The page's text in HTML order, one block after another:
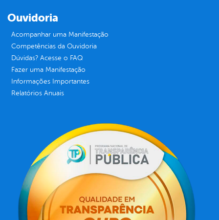
Ouvidoria
Acompanhar uma Manifestação
Competências da Ouvidoria
Dúvidas? Acesse o FAQ
Fazer uma Manifestação
Informações Importantes
Relatórios Anuais